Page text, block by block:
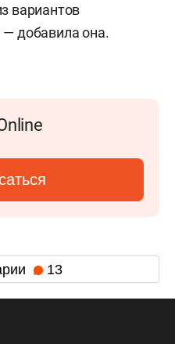
вариантов
— добавила она.
13